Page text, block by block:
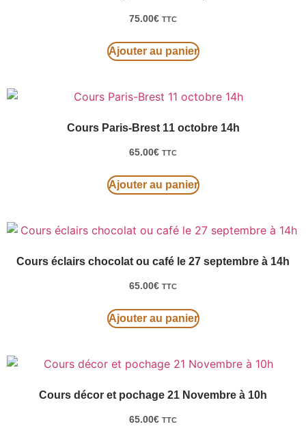
75.00€ TTC
Ajouter au panier
Cours Paris-Brest 11 octobre 14h
65.00€ TTC
Ajouter au panier
Cours éclairs chocolat ou café le 27 septembre à 14h
65.00€ TTC
Ajouter au panier
Cours décor et pochage 21 Novembre à 10h
65.00€ TTC